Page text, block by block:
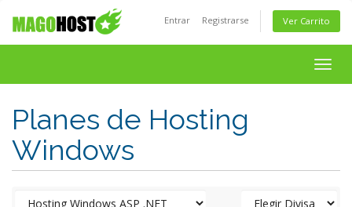
Entrar Registrarse Ver Carrito
Planes de Hosting
Windows